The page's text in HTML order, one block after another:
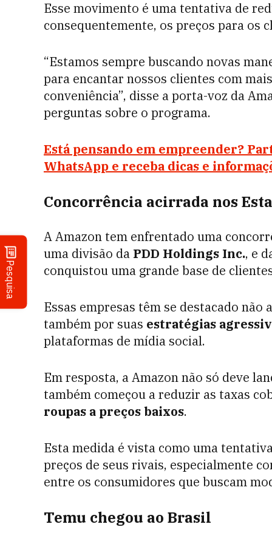
Pesquisa
Esse movimento é uma tentativa de
consequentemente, os preços para os
“Estamos sempre buscando novas
para encantar nossos clientes com
conveniência”, disse a porta-voz da
perguntas sobre o programa.
Está pensando em empreender?
WhatsApp e receba dicas e
Concorrência acirrada nos
A Amazon tem enfrentado uma
uma divisão da PDD Holdings Inc., e
conquistou uma grande base de
Essas empresas têm se destacado
também por suas estratégias
plataformas de mídia social.
Em resposta, a Amazon não só deve
também começou a reduzir as taxas
roupas a preços baixos.
Esta medida é vista como uma
preços de seus rivais, especialmente
entre os consumidores que buscam
Temu chegou ao Brasil